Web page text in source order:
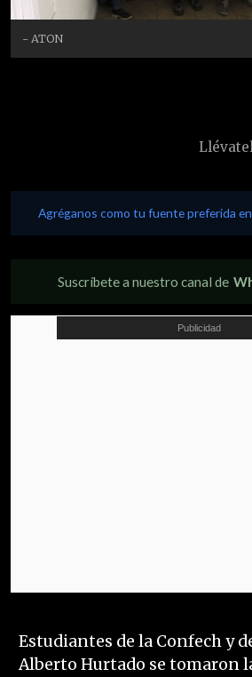
- ATON
Agréganos como tu fuente preferida en
Suscríbete a nuestro canal de
Estudiantes de la Confech y
Alberto Hurtado se tomaron